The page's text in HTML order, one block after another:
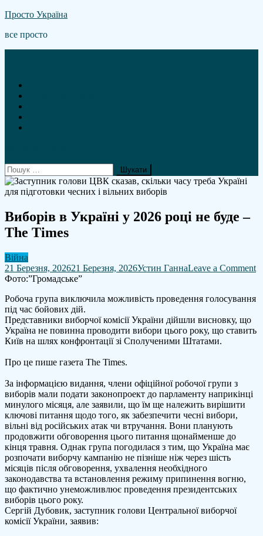
Skip
content
Просто Україна
все просто
Пошук:
Виборів в Україні у 2026 році не буде –
The Times
Війна
21 Березня, 202621 Березня, 2026Устин ГаннаLeave a Comment
Фото:”Громадське”
Робоча група виключила можливість проведення голосування
під час бойових дій.
Представники виборчої комісії України дійшли висновку, що
Україна не повинна проводити вибори цього року, що ставить
Київ на шлях конфронтації зі Сполученими Штатами.
Про це пише газета The Times.
За інформацією видання, члени офіційної робочої групи з
виборів мали подати законопроект до парламенту наприкінці
минулого місяця, але заявили, що їм ще належить вирішити
ключові питання щодо того, як забезпечити чесні вибори,
вільні від російських атак чи втручання. Вони планують
продовжити обговорення цього питання щонайменше до
кінця травня. Однак група погодилася з тим, що Україна має
розпочати виборчу кампанію не пізніше ніж через шість
місяців після обговорення, ухвалення необхідного
законодавства та встановлення режиму припинення вогню,
що фактично унеможливлює проведення президентських
виборів цього року.
Сергій Дубовик, заступник голови Центральної виборчої
комісії України, заявив: